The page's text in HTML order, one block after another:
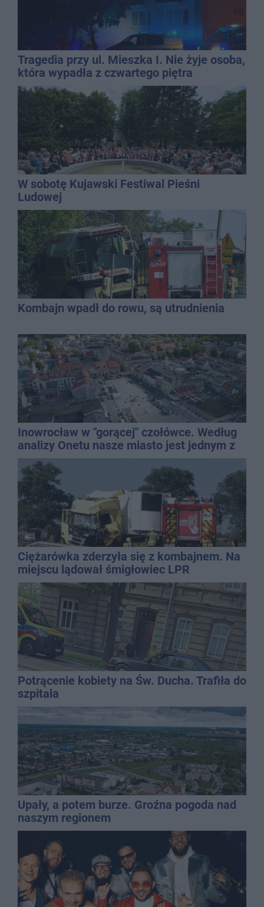
Tragedia przy ul. Mieszka I. Nie żyje osoba,
która wypadła z czwartego piętra
W sobotę Kujawski Festiwal Pieśni
Ludowej
Kombajn wpadł do rowu, są utrudnienia
Inowrocław w "gorącej" czołówce. Według
analizy Onetu nasze miasto jest jednym z
najbardziej narażonych na upały
Ciężarówka zderzyła się z kombajnem. Na
miejscu lądował śmigłowiec LPR
Potrącenie kobiety na Św. Ducha. Trafiła do
szpitala
Upały, a potem burze. Groźna pogoda nad
naszym regionem